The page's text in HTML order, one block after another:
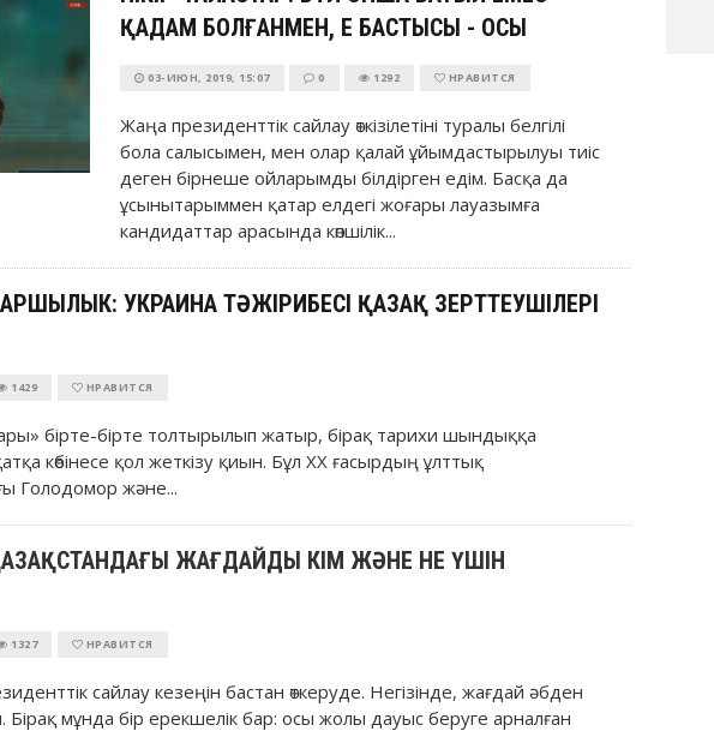
ҚАДАМ БОЛҒАНМЕН, ЕҢ БАСТЫСЫ - ОСЫ
03-ИЮН, 2019, 15:07 0 1292 НРАВИТСЯ
Жаңа президенттік сайлау өткізілетіні туралы белгілі
бола салысымен, мен олар қалай ұйымдастырылуы тиіс
деген бірнеше ойларымды білдірген едім. Басқа да
ұсынытарыммен қатар елдегі жоғары лауазымға
кандидаттар арасында көпшілік...
УКРАИНА ТӘЖІРИБЕСІ ҚАЗАҚ ЗЕРТТЕУШІЛЕРІ
1429 НРАВИТСЯ
бірте-бірте толтырылып жатыр, бірақ тарихи шындыққа
көбінесе қол жеткізу қиын. Бұл ХХ ғасырдың ұлттық
Голодомор және...
ЖАҒДАЙДЫ КІМ ЖӘНЕ НЕ ҮШІН
1327 НРАВИТСЯ
сайлау кезеңін бастан өткеруде. Негізінде, жағдай әбден
мұнда бір ерекшелік бар: осы жолы дауыс беруге арналған